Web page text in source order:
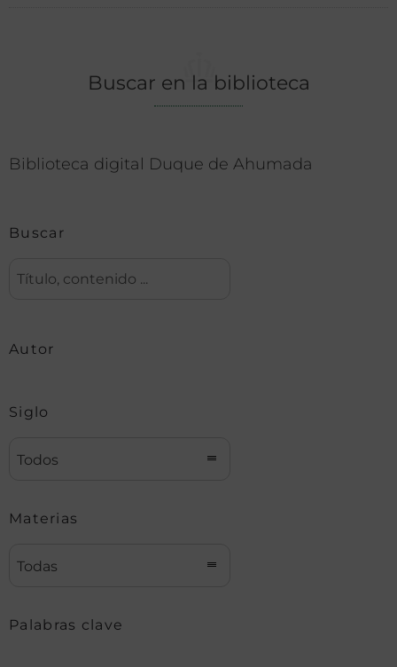
Buscar en la biblioteca
Biblioteca digital Duque de Ahumada
Buscar
Autor
Siglo
Todos
Materias
Todas
Palabras clave